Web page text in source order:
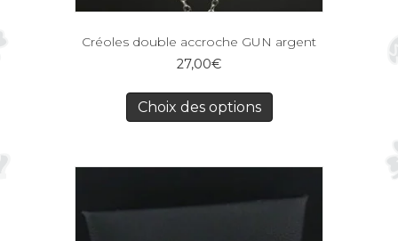
Créoles double accroche GUN argent
27,00€
Choix des options